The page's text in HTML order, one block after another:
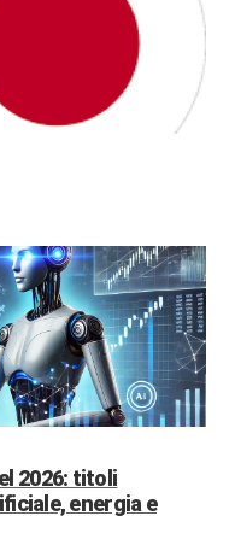
2026: titoli
energia e